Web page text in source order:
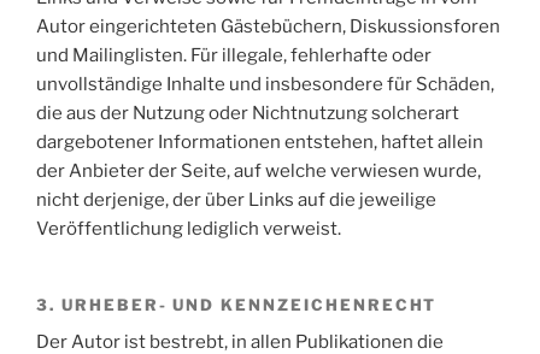
Autor eingerichteten Gästebüchern, Diskussionsforen
und Mailinglisten. Für illegale, fehlerhafte oder
unvollständige Inhalte und insbesondere für Schäden,
die aus der Nutzung oder Nichtnutzung solcherart
dargebotener Informationen entstehen, haftet allein
der Anbieter der Seite, auf welche verwiesen wurde,
nicht derjenige, der über Links auf die jeweilige
Veröffentlichung lediglich verweist.
3. URHEBER- UND KENNZEICHENRECHT
Der Autor ist bestrebt, in allen Publikationen die